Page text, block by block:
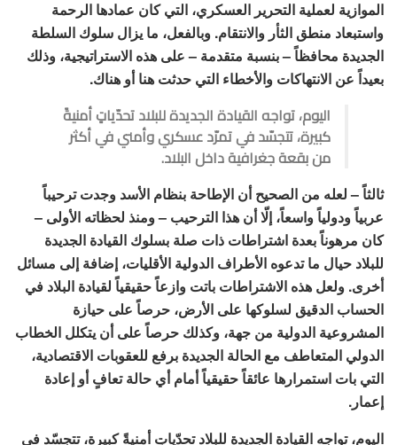
الموازية لعملية التحرير العسكري، التي كان عمادها الرحمة
واستبعاد منطق الثأر والانتقام. وبالفعل، ما يزال سلوك السلطة
الجديدة محافظاً – بنسبة متقدمة – على هذه الاستراتيجية، وذلك
بعيداً عن الانتهاكات والأخطاء التي حدثت هنا أو هناك.
اليوم، تواجه القيادة الجديدة للبلاد تحدّياتٍ أمنيةً
كبيرة، تتجسّد في تمرّد عسكري وأمني في أكثر
من بقعة جغرافية داخل البلاد.
ثالثاً – لعله من الصحيح أن الإطاحة بنظام الأسد وجدت ترحيباً
عربياً ودولياً واسعاً، إلّا أن هذا الترحيب – ومنذ لحظاته الأولى –
كان مرهوناً بعدة اشتراطات ذات صلة بسلوك القيادة الجديدة
للبلاد حيال ما تدعوه الأطراف الدولية الأقليات، إضافة إلى مسائل
أخرى. ولعل هذه الاشتراطات باتت وازعاً حقيقياً لقيادة البلاد في
الحساب الدقيق لسلوكها على الأرض، حرصاً على حيازة
المشروعية الدولية من جهة، وكذلك حرصاً على أن يتكلل الخطاب
الدولي المتعاطف مع الحالة الجديدة برفع للعقوبات الاقتصادية،
التي بات استمرارها عائقاً حقيقياً أمام أي حالة تعافٍ أو إعادة
إعمار.
اليوم، تواجه القيادة الجديدة للبلاد تحدّياتٍ أمنيةً كبيرة، تتجسّد في